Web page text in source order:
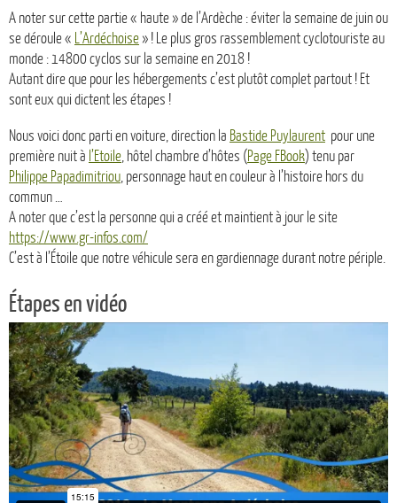
A noter sur cette partie « haute » de l’Ardèche : éviter la semaine de juin ou
se déroule « L’Ardéchoise » ! Le plus gros rassemblement cyclotouriste au
monde : 14800 cyclos sur la semaine en 2018 !
Autant dire que pour les hébergements c’est plutôt complet partout ! Et
sont eux qui dictent les étapes !
Nous voici donc parti en voiture, direction la Bastide Puylaurent pour une
première nuit à l’Etoile, hôtel chambre d’hôtes (Page FBook) tenu par
Philippe Papadimitriou, personnage haut en couleur à l’histoire hors du
commun …
A noter que c’est la personne qui a créé et maintient à jour le site
https://www.gr-infos.com/
C’est à l’Étoile que notre véhicule sera en gardiennage durant notre périple.
Étapes en vidéo